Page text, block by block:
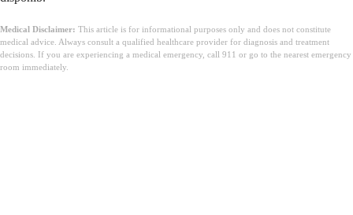
Medical Disclaimer: This article is for informational purposes only and does not constitute
medical advice. Always consult a qualified healthcare provider for diagnosis and treatment
decisions. If you are experiencing a medical emergency, call 911 or go to the nearest emergency
room immediately.